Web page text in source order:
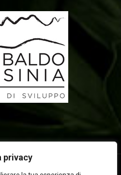
privacy